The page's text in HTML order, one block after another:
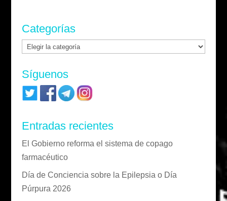
Categorías
Categorías
Síguenos
Entradas recientes
El Gobierno reforma el sistema de copago
farmacéutico
Día de Conciencia sobre la Epilepsia o Día
Púrpura 2026